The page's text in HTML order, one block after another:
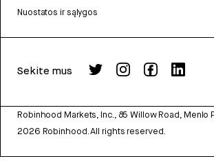
Nuostatos ir sąlygos
Sekite mus
Robinhood Markets, Inc., 85 Willow Road, Menlo
2026 Robinhood. All rights reserved.